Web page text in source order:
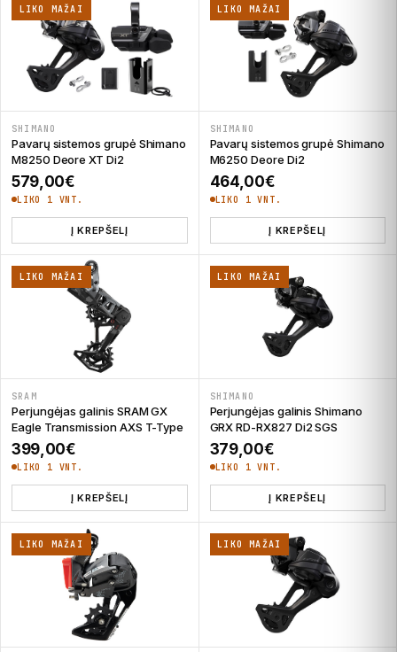
LIKO MAŽAI
SHIMANO
Pavarų sistemos grupė Shimano
M8250 Deore XT Di2
579,00€
LIKO 1 VNT.
Į KREPŠELĮ
LIKO MAŽAI
SHIMANO
Pavarų sistemos grupė Shimano
M6250 Deore Di2
464,00€
LIKO 1 VNT.
Į KREPŠELĮ
LIKO MAŽAI
SRAM
Perjungėjas galinis SRAM GX
Eagle Transmission AXS T-Type
399,00€
LIKO 1 VNT.
Į KREPŠELĮ
LIKO MAŽAI
SHIMANO
Perjungėjas galinis Shimano
GRX RD-RX827 Di2 SGS
379,00€
LIKO 1 VNT.
Į KREPŠELĮ
LIKO MAŽAI LIKO MAŽAI